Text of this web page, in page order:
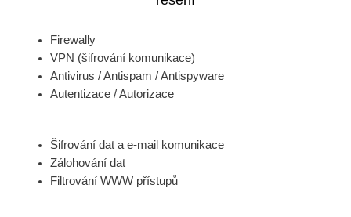
Firewally
VPN (šifrování komunikace)
Antivirus / Antispam / Antispyware
Autentizace / Autorizace
Šifrování dat a e-mail komunikace
Zálohování dat
Filtrování WWW přístupů